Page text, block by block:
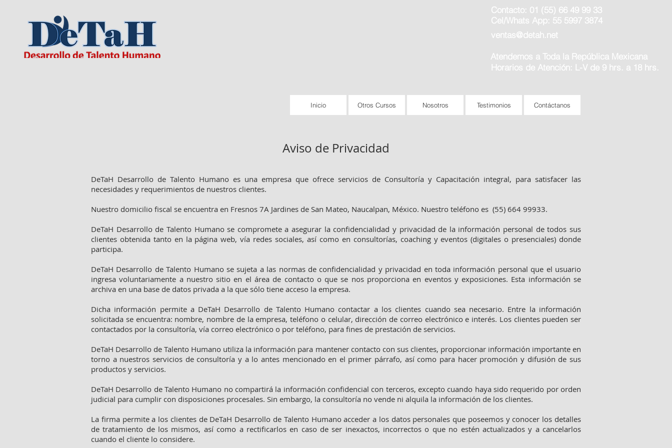
Inicio Otros Cursos Nosotros Testimonios Contáctanos
Contacto: 01 (55) 66 49 99 33
Cel/Whats App: 55 5997 3874
ventas@detah.net
Atendemos a Toda la República Mexicana
Horarios de Atención: L-V de 9 hrs. a 18 hrs.
Aviso de Privacidad
DeTaH Desarrollo de Talento Humano es una empresa que ofrece servicios de Consultoría y Capacitación integral, para satisfacer las
necesidades y requerimientos de nuestros clientes.
Nuestro domicilio fiscal se encuentra en Fresnos 7A Jardines de San Mateo, Naucalpan, México. Nuestro teléfono es (55) 664 99933.
DeTaH Desarrollo de Talento Humano se compromete a asegurar la confidencialidad y privacidad de la información personal de todos sus
clientes obtenida tanto en la página web, vía redes sociales, así como en consultorías, coaching y eventos (digitales o presenciales) donde
participa.
DeTaH Desarrollo de Talento Humano se sujeta a las normas de confidencialidad y privacidad en toda información personal que el usuario
ingresa voluntariamente a nuestro sitio en el área de contacto o que se nos proporciona en eventos y exposiciones. Esta información se
archiva en una base de datos privada a la que sólo tiene acceso la empresa.
Dicha información permite a DeTaH Desarrollo de Talento Humano contactar a los clientes cuando sea necesario. Entre la información
solicitada se encuentra: nombre, nombre de la empresa, teléfono o celular, dirección de correo electrónico e interés. Los clientes pueden ser
contactados por la consultoría, vía correo electrónico o por teléfono, para fines de prestación de servicios.
DeTaH Desarrollo de Talento Humano utiliza la información para mantener contacto con sus clientes, proporcionar información importante en
torno a nuestros servicios de consultoría y a lo antes mencionado en el primer párrafo, así como para hacer promoción y difusión de sus
productos y servicios.
DeTaH Desarrollo de Talento Humano no compartirá la información confidencial con terceros, excepto cuando haya sido requerido por orden
judicial para cumplir con disposiciones procesales. Sin embargo, la consultoría no vende ni alquila la información de los clientes.
La firma permite a los clientes de DeTaH Desarrollo de Talento Humano acceder a los datos personales que poseemos y conocer los detalles
de tratamiento de los mismos, así como a rectificarlos en caso de ser inexactos, incorrectos o que no estén actualizados y a cancelarlos
cuando el cliente lo considere.